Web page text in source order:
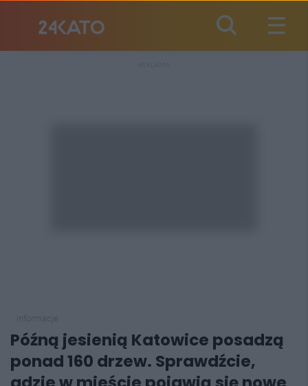
Późną jesienią Katowice posadzą
ponad 160 drzew. Sprawdźcie,